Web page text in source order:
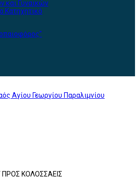
και Γυναικών
Κατηχητικό
Αγίου Γεωργίου Παραλιμνίου
ΚΟΛΟΣΣΑΕΙΣ